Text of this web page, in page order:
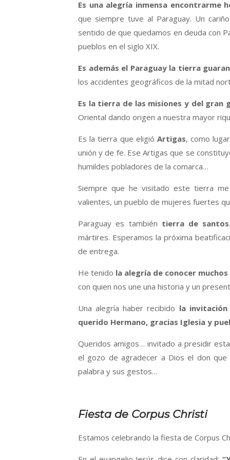
Es una alegría inmensa encontrarme
que siempre tuve al Paraguay. Un
sentido de que quedamos en deuda con
pueblos en el siglo XIX.
Es además el Paraguay la tierra
los accidentes geográficos de la mitad
Es la tierra de las misiones y del gran
Oriental dando origen a nuestra mayor
Es la tierra que eligióArtigas, como
unión y de fe. Ese Artigas que se
humildes pobladores de la comarca…
Siempre que he visitado este tierra
valientes, un pueblo de mujeres fuertes
Paraguay es también tierra de santos
mártires. Esperamos la próxima
de entrega.
He tenido la alegría de conocer
con quien nos une una historia y un
Una alegría haber recibido la invitación
querido Hermano, gracias Iglesia y
Queridos amigos… invitado a presidir
el gozo de agradecer a Dios el don que
palabra y sus gestos…
Fiesta de Corpus Christi
Estamos celebrando la fiesta de Corpus